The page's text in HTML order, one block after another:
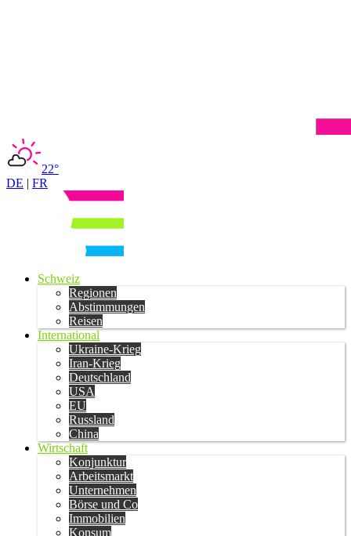
22°
DE | FR
Schweiz
Regionen
Abstimmungen
Reisen
International
Ukraine-Krieg
Iran-Krieg
Deutschland
USA
EU
Russland
China
Wirtschaft
Konjunktur
Arbeitsmarkt
Unternehmen
Börse und Co
Immobilien
Konsum